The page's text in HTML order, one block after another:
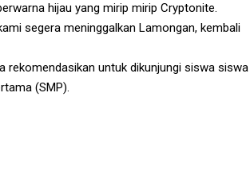
hijau yang mirip mirip Cryptonite.
segera meninggalkan Lamongan, kembali
rekomendasikan untuk dikunjungi siswa siswa
(SMP).